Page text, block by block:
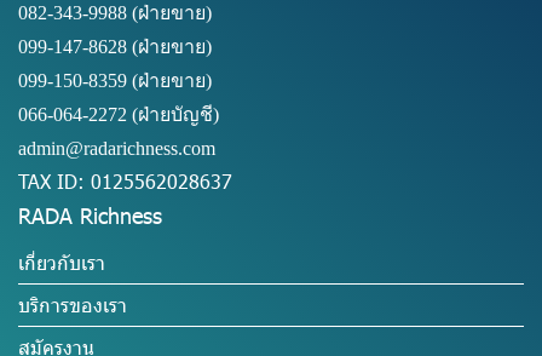
082-343-9988 (ฝ่ายขาย)
099-147-8628 (ฝ่ายขาย)
099-150-8359 (ฝ่ายขาย)
066-064-2272 (ฝ่ายบัญชี)
admin@radarichness.com
TAX ID: 0125562028637
RADA Richness
เกี่ยวกับเรา
บริการของเรา
สมัครงาน